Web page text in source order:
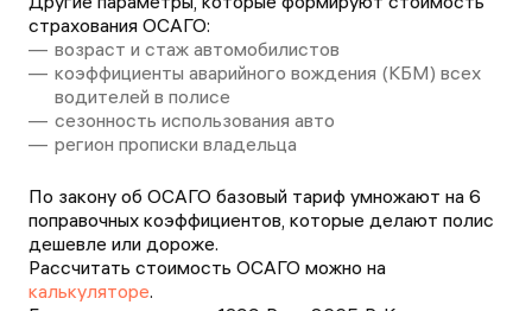
страхования ОСАГО:
возраст и стаж автомобилистов
коэффициенты аварийного вождения (КБМ) всех
водителей в полисе
сезонность использования авто
регион прописки владельца
По закону об ОСАГО базовый тариф умножают на 6
поправочных коэффициентов, которые делают полис
дешевле или дороже.
Рассчитать стоимость ОСАГО можно на
калькуляторе.